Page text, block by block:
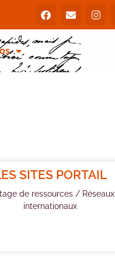
SITES PORTAIL
de ressources / Réseaux
internationaux